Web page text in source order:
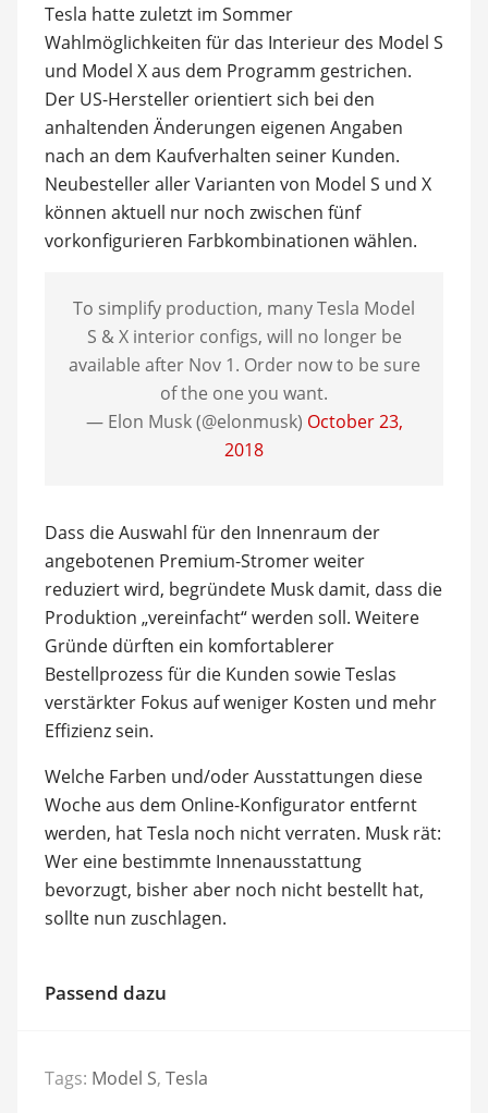
Tesla hatte zuletzt im Sommer
Wahlmöglichkeiten für das Interieur des Model S
und Model X aus dem Programm gestrichen.
Der US-Hersteller orientiert sich bei den
anhaltenden Änderungen eigenen Angaben
nach an dem Kaufverhalten seiner Kunden.
Neubesteller aller Varianten von Model S und X
können aktuell nur noch zwischen fünf
vorkonfigurieren Farbkombinationen wählen.
To simplify production, many Tesla Model
S & X interior configs, will no longer be
available after Nov 1. Order now to be sure
of the one you want.
— Elon Musk (@elonmusk) October 23,
2018
Dass die Auswahl für den Innenraum der
angebotenen Premium-Stromer weiter
reduziert wird, begründete Musk damit, dass die
Produktion „vereinfacht“ werden soll. Weitere
Gründe dürften ein komfortablerer
Bestellprozess für die Kunden sowie Teslas
verstärkter Fokus auf weniger Kosten und mehr
Effizienz sein.
Welche Farben und/oder Ausstattungen diese
Woche aus dem Online-Konfigurator entfernt
werden, hat Tesla noch nicht verraten. Musk rät:
Wer eine bestimmte Innenausstattung
bevorzugt, bisher aber noch nicht bestellt hat,
sollte nun zuschlagen.
Passend dazu
Tags: Model S, Tesla